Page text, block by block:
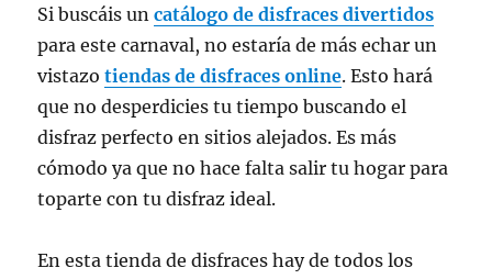
Si buscáis uncatálogo de disfraces divertidos
para este carnaval, no estaría de más echar un
vistazotiendas de disfraces online. Esto hará
que no desperdicies tu tiempo buscando el
disfraz perfecto en sitios alejados. Es más
cómodo ya que no hace falta salir tu hogar para
toparte con tu disfraz ideal.
En esta tienda de disfraces hay de todos los